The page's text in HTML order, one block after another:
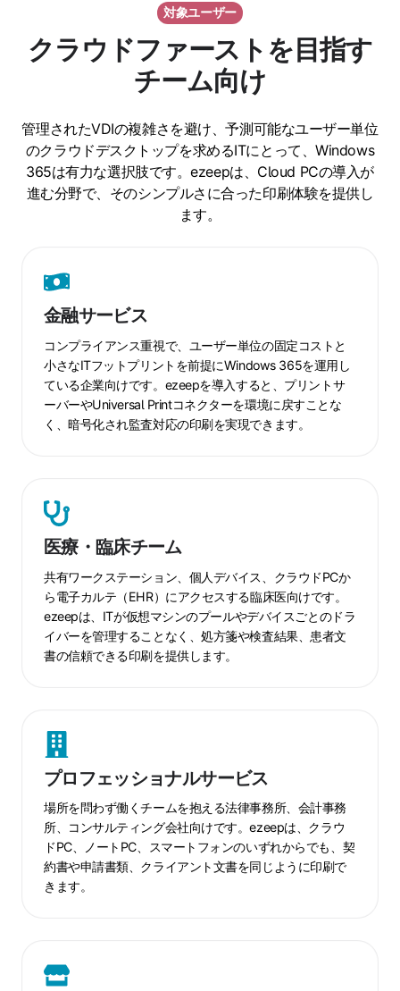
対象ユーザー
クラウドファーストを目指す
チーム向け
管理されたVDIの複雑さを避け、予測可能なユーザー単位
のクラウドデスクトップを求めるITにとって、Windows
365は有力な選択肢です。ezeepは、Cloud PCの導入が
進む分野で、そのシンプルさに合った印刷体験を提供し
ます。
金融サービス
コンプライアンス重視で、ユーザー単位の固定コストと
小さなITフットプリントを前提にWindows 365を運用し
ている企業向けです。ezeepを導入すると、プリントサ
ーバーやUniversal Printコネクターを環境に戻すことな
く、暗号化され監査対応の印刷を実現できます。
金
サ
ー
ビ
ス
医療・臨床チーム
共有ワークステーション、個人デバイス、クラウドPCか
ら電子カルテ（EHR）にアクセスする臨床医向けです。
ezeepは、ITが仮想マシンのプールやデバイスごとのドラ
イバーを管理することなく、処方箋や検査結果、患者文
書の信頼できる印刷を提供します。
療・
プロフェッショナルサービス
場所を問わず働くチームを抱える法律事務所、会計事務
所、コンサルティング会社向けです。ezeepは、クラウ
ドPC、ノートPC、スマートフォンのいずれからでも、契
約書や申請書類、クライアント文書を同じように印刷で
きます。
売・